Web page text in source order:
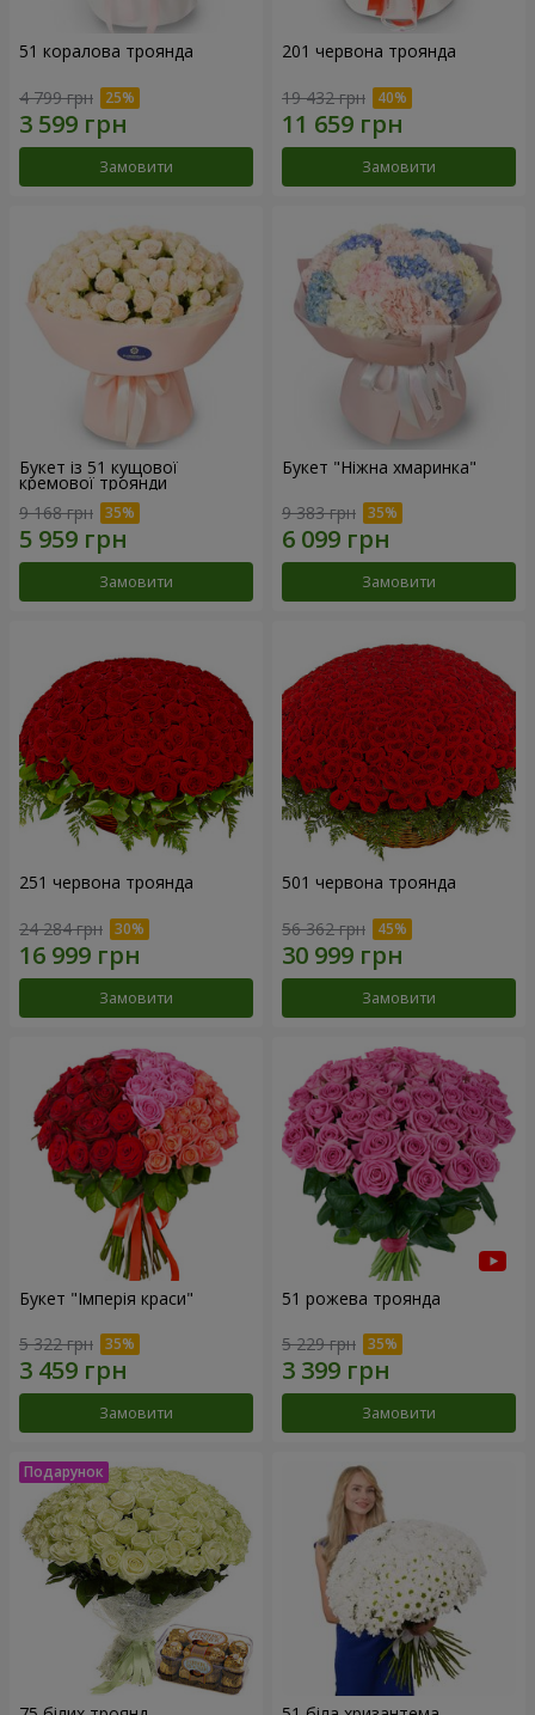
51 коралова троянда
4 799 грн
Замовити
201 червона троянда
19 432 грн
Замовити
Букет із 51 кущової
кремової троянди
9 168 грн
Замовити
Букет "Ніжна хмаринка"
9 383 грн
Замовити
251 червона троянда
24 284 грн
Замовити
501 червона троянда
56 362 грн
Замовити
Букет "Імперія краси"
5 322 грн
Замовити
51 рожева троянда
5 229 грн
Замовити